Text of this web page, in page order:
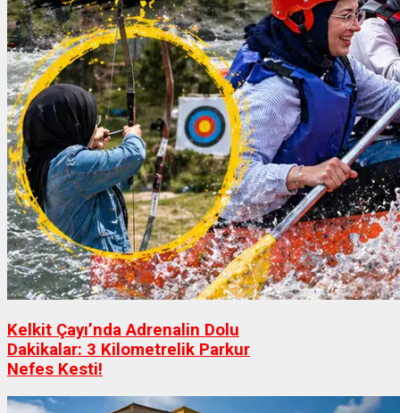
Kelkit Çayı’nda Adrenalin Dolu
Dakikalar: 3 Kilometrelik Parkur
Nefes Kesti!